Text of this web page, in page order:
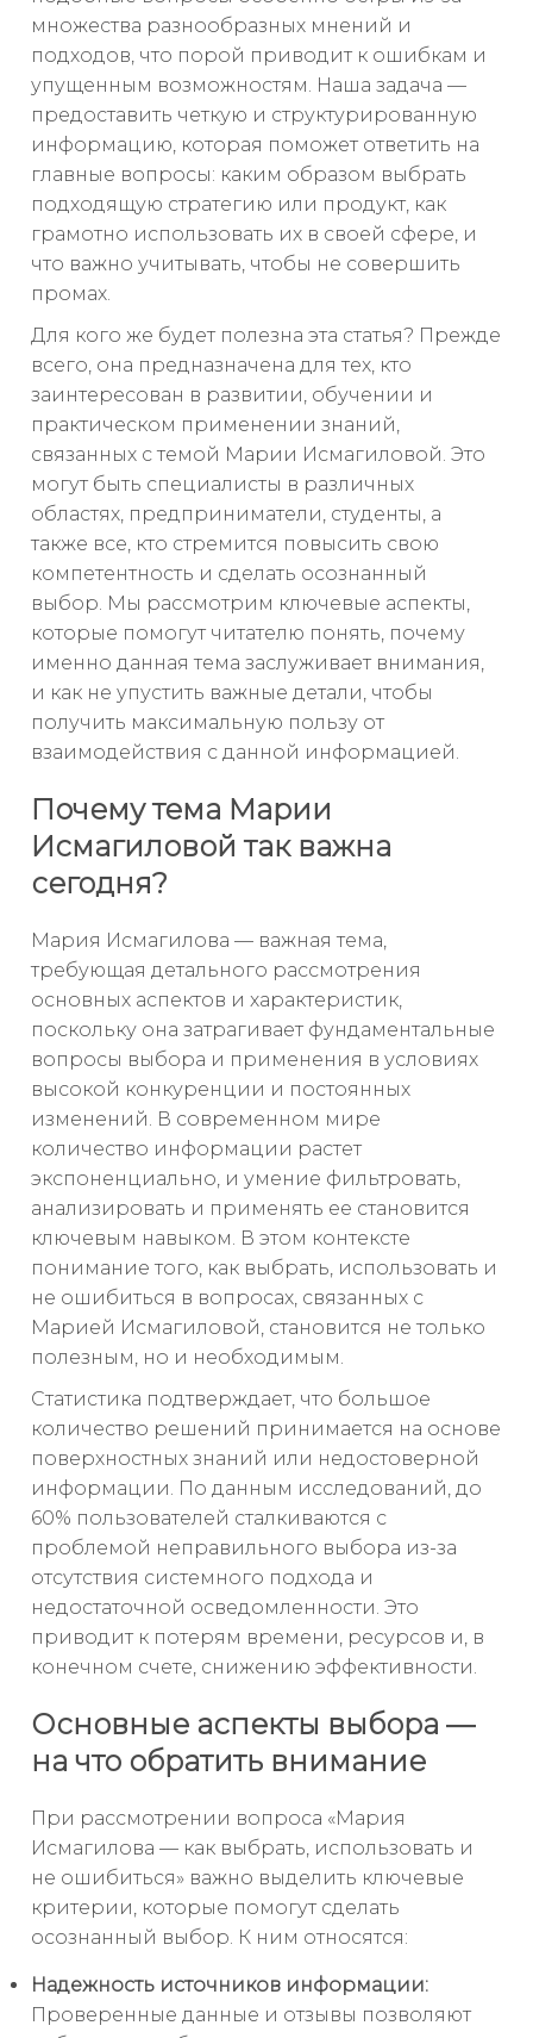
множества разнообразных мнений и
подходов, что порой приводит к ошибкам и
упущенным возможностям. Наша задача —
предоставить четкую и структурированную
информацию, которая поможет ответить на
главные вопросы: каким образом выбрать
подходящую стратегию или продукт, как
грамотно использовать их в своей сфере, и
что важно учитывать, чтобы не совершить
промах.
Для кого же будет полезна эта статья? Прежде
всего, она предназначена для тех, кто
заинтересован в развитии, обучении и
практическом применении знаний,
связанных с темой Марии Исмагиловой. Это
могут быть специалисты в различных
областях, предприниматели, студенты, а
также все, кто стремится повысить свою
компетентность и сделать осознанный
выбор. Мы рассмотрим ключевые аспекты,
которые помогут читателю понять, почему
именно данная тема заслуживает внимания,
и как не упустить важные детали, чтобы
получить максимальную пользу от
взаимодействия с данной информацией.
Почему тема Марии
Исмагиловой так важна
сегодня?
Мария Исмагилова — важная тема,
требующая детального рассмотрения
основных аспектов и характеристик,
поскольку она затрагивает фундаментальные
вопросы выбора и применения в условиях
высокой конкуренции и постоянных
изменений. В современном мире
количество информации растет
экспоненциально, и умение фильтровать,
анализировать и применять ее становится
ключевым навыком. В этом контексте
понимание того, как выбрать, использовать и
не ошибиться в вопросах, связанных с
Марией Исмагиловой, становится не только
полезным, но и необходимым.
Статистика подтверждает, что большое
количество решений принимается на основе
поверхностных знаний или недостоверной
информации. По данным исследований, до
60% пользователей сталкиваются с
проблемой неправильного выбора из-за
отсутствия системного подхода и
недостаточной осведомленности. Это
приводит к потерям времени, ресурсов и, в
конечном счете, снижению эффективности.
Основные аспекты выбора —
на что обратить внимание
При рассмотрении вопроса «Мария
Исмагилова — как выбрать, использовать и
не ошибиться» важно выделить ключевые
критерии, которые помогут сделать
осознанный выбор. К ним относятся:
Надежность источников информации:
Проверенные данные и отзывы позволяют